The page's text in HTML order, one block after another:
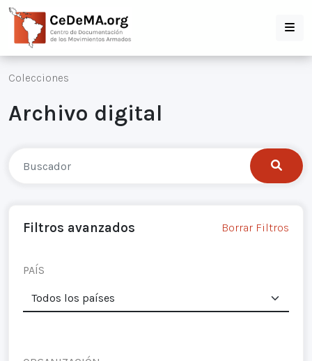
Colecciones
Archivo digital
Filtros avanzados Borrar Filtros
PAÍS